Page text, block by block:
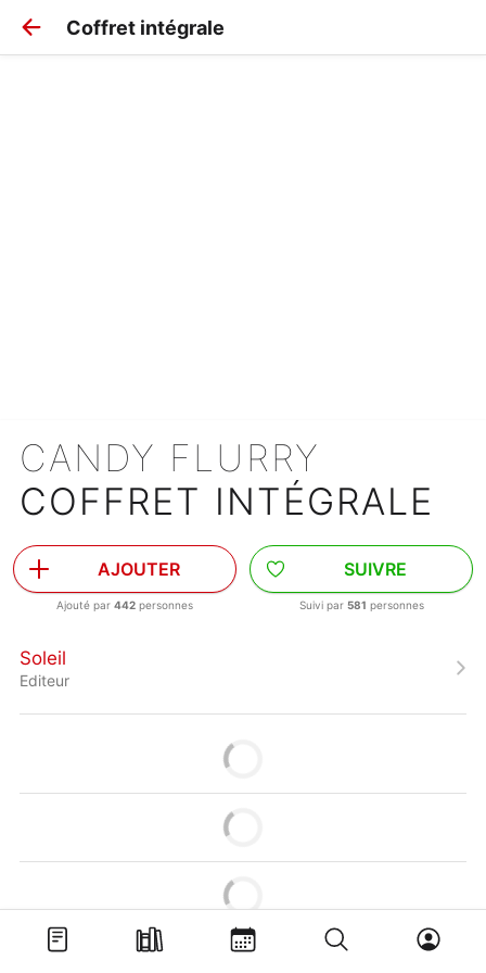
Coffret intégrale
CANDY FLURRY
COFFRET INTÉGRALE
AJOUTER
Ajouté par 442 personnes
SUIVRE
Suivi par 581 personnes
Soleil
Editeur